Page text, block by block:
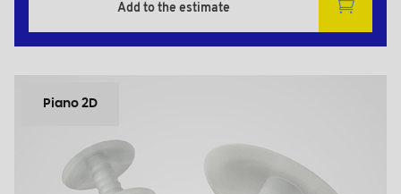
Add to the estimate
Piano 2D